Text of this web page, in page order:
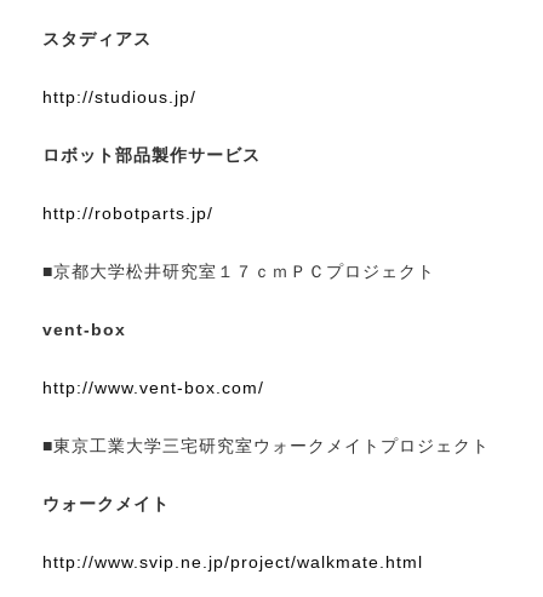
スタディアス
http://studious.jp/
ロボット部品製作サービス
http://robotparts.jp/
■京都大学松井研究室１７ｃｍＰＣプロジェクト
vent-box
http://www.vent-box.com/
■東京工業大学三宅研究室ウォークメイトプロジェクト
ウォークメイト
http://www.svip.ne.jp/project/walkmate.html